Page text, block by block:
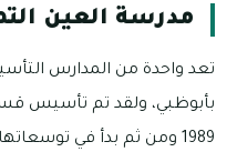
مدرسة العين
تعد واحدة من المدارس
بأبوظبي، ولقد تم تأسيس
1989 ومن ثم بدأ في